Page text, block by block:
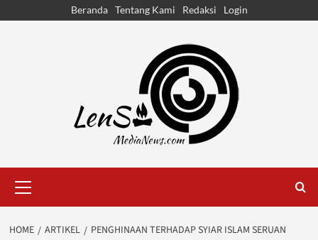
Beranda Tentang Kami Redaksi Login
Menu
HOME ARTIKEL
PENGHINAAN TERHADAP SYIAR ISLAM SERUAN